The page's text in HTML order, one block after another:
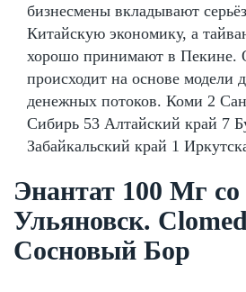
бизнесмены вкладывают
Китайскую экономику, а
хорошо принимают в Пекине.
происходит на основе модели
денежных потоков. Коми 2
Сибирь 53 Алтайский край 7
Забайкальский край 1
Энантат 100 Мг
Ульяновск.
Сосновый Бор